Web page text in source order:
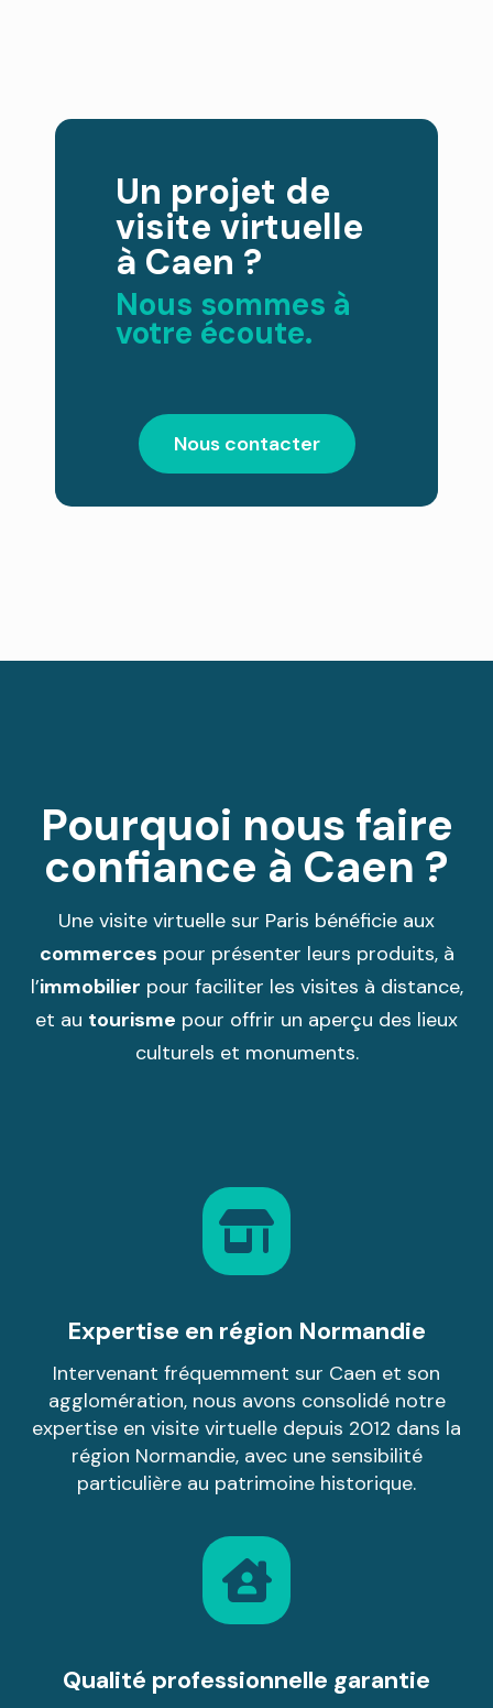
Un projet de
visite virtuelle
à Caen ?
Nous sommes à
votre écoute.
Nous contacter
Pourquoi nous faire
confiance à Caen ?
Une visite virtuelle sur Paris bénéficie aux
commerces pour présenter leurs produits, à
l’immobilier pour faciliter les visites à distance,
et au tourisme pour offrir un aperçu des lieux
culturels et monuments.
Expertise en région Normandie
Intervenant fréquemment sur Caen et son
agglomération, nous avons consolidé notre
expertise en visite virtuelle depuis 2012 dans la
région Normandie, avec une sensibilité
particulière au patrimoine historique.
Qualité professionnelle garantie